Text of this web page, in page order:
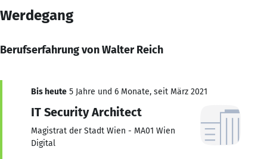
Werdegang
Berufserfahrung von Walter Reich
Bis heute 5 Jahre und 6 Monate, seit März 2021
IT Security Architect
Magistrat der Stadt Wien - MA01 Wien
Digital